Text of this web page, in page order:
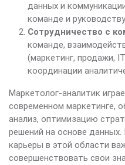
данных и
команде и
Сотрудничество с
команде,
(маркетинг, продажи,
координации
Маркетолог-аналитик
современном маркетинге,
анализ, оптимизацию
решений на основе
карьеры в этой области
совершенствовать свои